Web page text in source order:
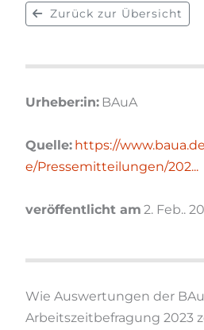
Zurück zur Übersicht
Urheber:in: BAuA
Quelle: https://
e/Pressemitteilungen/202...
veröffentlicht am 2. Feb..
Wie Auswertungen der
Arbeitszeitbefragung 2023